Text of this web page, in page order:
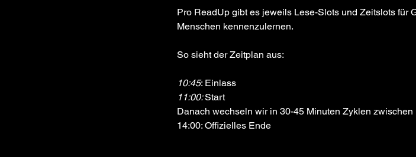
Pro ReadUp gibt es jeweils Lese-Slots und Zeitslots für
Menschen kennenzulernen.
So sieht der Zeitplan aus:
10:45: Einlass
11:00: Start
Danach wechseln wir in 30-45 Minuten Zyklen
14:00: Offizielles Ende